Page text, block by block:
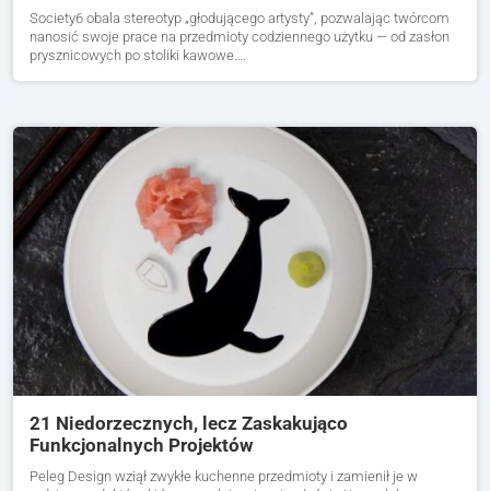
Society6 obala stereotyp „głodującego artysty”, pozwalając twórcom
nanosić swoje prace na przedmioty codziennego użytku — od zasłon
prysznicowych po stoliki kawowe….
21 Niedorzecznych, lecz Zaskakująco
Funkcjonalnych Projektów
Peleg Design wziął zwykłe kuchenne przedmioty i zamienił je w